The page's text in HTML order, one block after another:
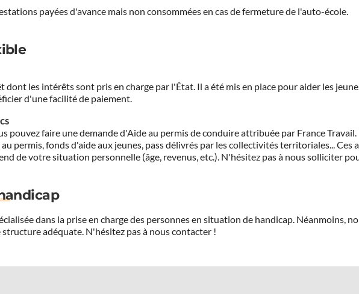
payées d'avance mais non consommées en cas de fermeture de l'auto-école.
dont les intérêts sont pris en charge par l'État. Il a été mis en place pour aider les
d'une facilité de paiement.
pouvez faire une demande d'Aide au permis de conduire attribuée par France
permis, fonds d'aide aux jeunes, pass délivrés par les collectivités territoriales...
de votre situation personnelle (âge, revenus, etc.). N'hésitez pas à nous solliciter
dans la prise en charge des personnes en situation de handicap. Néanmoins,
structure adéquate. N'hésitez pas à nous contacter !